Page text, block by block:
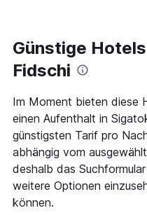
Zimmerpreis
anzeigt.
näher
das
Aufenthaltsdatum
rückt.
Diagramm
hat
1
X-
Achse,
die
die
Anzahl
Günstige
Fidschi
Im Moment bieten diese
einen Aufenthalt in
günstigsten Tarif pro
abhängig vom
deshalb das
weitere Optionen
können.